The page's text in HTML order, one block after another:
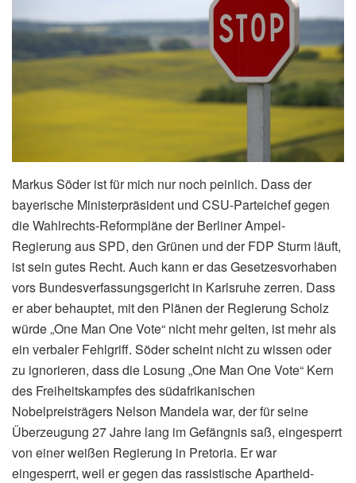
Markus Söder ist für mich nur noch peinlich. Dass der
bayerische Ministerpräsident und CSU-Parteichef gegen
die Wahlrechts-Reformpläne der Berliner Ampel-
Regierung aus SPD, den Grünen und der FDP Sturm läuft,
ist sein gutes Recht. Auch kann er das Gesetzesvorhaben
vors Bundesverfassungsgericht in Karlsruhe zerren. Dass
er aber behauptet, mit den Plänen der Regierung Scholz
würde „One Man One Vote“ nicht mehr gelten, ist mehr als
ein verbaler Fehlgriff. Söder scheint nicht zu wissen oder
zu ignorieren, dass die Losung „One Man One Vote“ Kern
des Freiheitskampfes des südafrikanischen
Nobelpreisträgers Nelson Mandela war, der für seine
Überzeugung 27 Jahre lang im Gefängnis saß, eingesperrt
von einer weißen Regierung in Pretoria. Er war
eingesperrt, weil er gegen das rassistische Apartheid-